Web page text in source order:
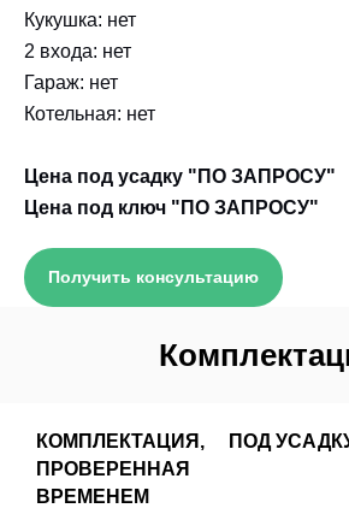
Кукушка: нет
2 входа: нет
Гараж: нет
Котельная: нет
Цена под усадку "ПО ЗАПРОСУ"
Цена под ключ "ПО ЗАПРОСУ"
Получить консультацию
КОМПЛЕКТАЦИЯ,
ПРОВЕРЕННАЯ
ВРЕМЕНЕМ
ПОД